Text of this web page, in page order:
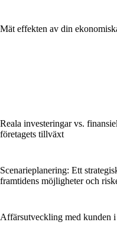
Mät effekten av din
Reala investeringar vs.
företagets tillväxt
Scenarieplanering: Ett
framtidens möjligheter och
Affärsutveckling med kunden